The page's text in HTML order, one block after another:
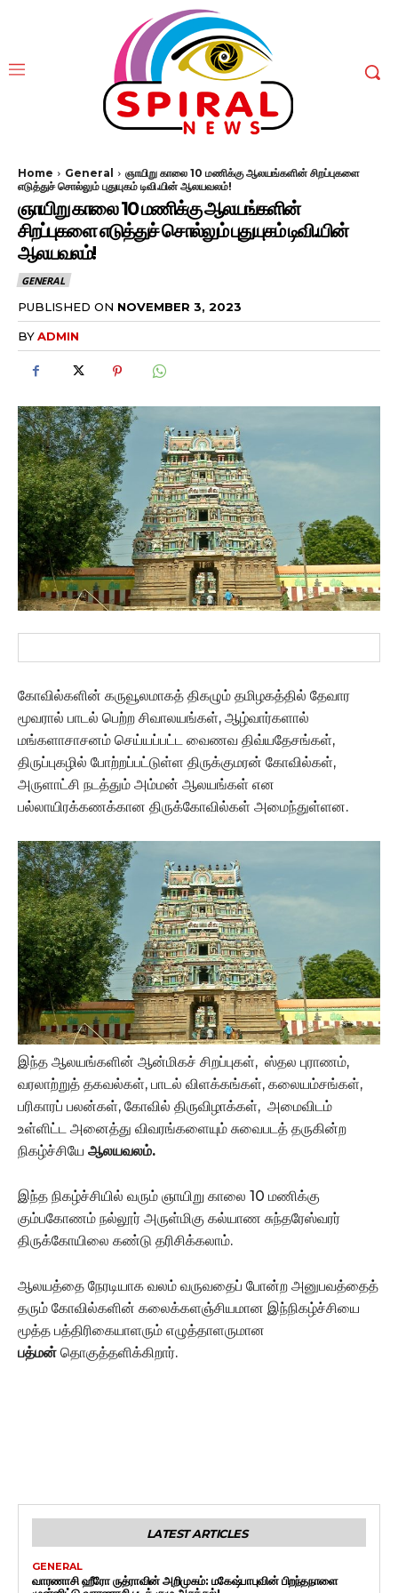
Home General
ஞாயிறு காலை 10 மணிக்கு ஆலயங்களின் சிறப்புகளை
எடுத்துச் சொல்லும் புதுயுகம் டிவி.யின் ஆலயவலம்!
ஞாயிறு காலை 10 மணிக்கு ஆலயங்களின்
சிறப்புகளை எடுத்துச் சொல்லும் புதுயுகம் டிவி.யின்
ஆலயவலம்!
GENERAL
PUBLISHED ON NOVEMBER 3, 2023
BYADMIN
கோவில்களின் கருவூலமாகத் திகழும் தமிழகத்தில் தேவார
மூவரால் பாடல் பெற்ற சிவாலயங்கள், ஆழ்வார்களால்
மங்களாசாசனம் செய்யப்பட்ட வைணவ திவ்யதேசங்கள்,
திருப்புகழில் போற்றப்பட்டுள்ள திருக்குமரன் கோவில்கள்,
அருளாட்சி நடத்தும் அம்மன் ஆலயங்கள் என
பல்லாயிரக்கணக்கான திருக்கோவில்கள் அமைந்துள்ளன.
இந்த ஆலயங்களின் ஆன்மிகச் சிறப்புகள், ஸ்தல புராணம்,
வரலாற்றுத் தகவல்கள், பாடல் விளக்கங்கள், கலையம்சங்கள்,
பரிகாரப் பலன்கள், கோவில் திருவிழாக்கள், அமைவிடம்
உள்ளிட்ட அனைத்து விவரங்களையும் சுவைபடத் தருகின்ற
நிகழ்ச்சியே ஆலயவலம்.
இந்த நிகழ்ச்சியில் வரும் ஞாயிறு காலை 10 மணிக்கு
கும்பகோணம் நல்லூர் அருள்மிகு கல்யாண சுந்தரேஸ்வரர்
திருக்கோயிலை கண்டு தரிசிக்கலாம்.
ஆலயத்தை நேரடியாக வலம் வருவதைப் போன்ற அனுபவத்தைத்
தரும் கோவில்களின் கலைக்களஞ்சியமான இந்நிகழ்ச்சியை
மூத்த பத்திரிகையாளரும் எழுத்தாளருமான
பத்மன் தொகுத்தளிக்கிறார்.
LATEST ARTICLES
GENERAL
வாரணாசி ஹீரோ ருத்ராவின் அறிமுகம்: மகேஷ்பாபுவின் பிறந்தநாளை